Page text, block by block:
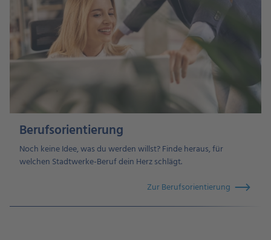
Berufsorientierung
Noch keine Idee, was du werden willst? Finde heraus, für
welchen Stadtwerke-Beruf dein Herz schlägt.
Zur Berufsorientierung